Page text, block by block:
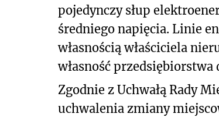
pojedynczy słup
średniego napięcia. Linie
własnością właściciela
własność
Zgodnie z Uchwałą Rady
uchwalenia zmiany